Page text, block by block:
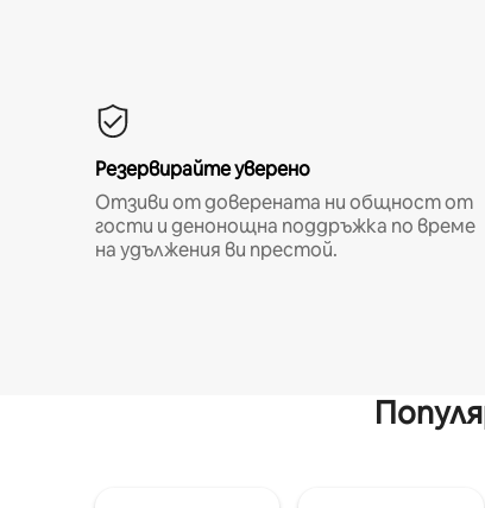
Резервирайте уверено
Отзиви от доверената ни общност от
гости и денонощна поддръжка по време
на удължения ви престой.